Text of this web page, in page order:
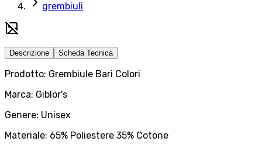
grembiuli
Descrizione Scheda Tecnica
Prodotto: Grembiule Bari Colori
Marca: Giblor's
Genere: Unisex
Materiale: 65% Poliestere 35% Cotone